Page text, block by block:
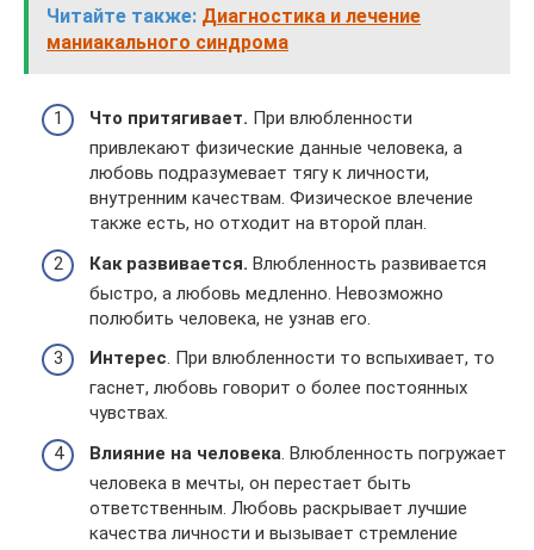
Читайте также: Диагностика и лечение
маниакального синдрома
Что притягивает. При влюбленности
привлекают физические данные человека, а
любовь подразумевает тягу к личности,
внутренним качествам. Физическое влечение
также есть, но отходит на второй план.
Как развивается. Влюбленность развивается
быстро, а любовь медленно. Невозможно
полюбить человека, не узнав его.
Интерес. При влюбленности то вспыхивает, то
гаснет, любовь говорит о более постоянных
чувствах.
Влияние на человека. Влюбленность погружает
человека в мечты, он перестает быть
ответственным. Любовь раскрывает лучшие
качества личности и вызывает стремление